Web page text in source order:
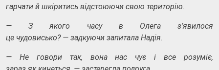
гарчати й шкіритись відстоюючи свою територію.
—З якого часу в Олега з’явилося
це чудовисько?— задкуючи запитала Надія.
— Не говори так, вона нас чує і все розуміє,